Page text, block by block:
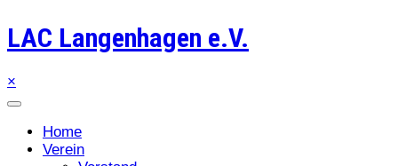
LAC Langenhagen e.V.
×
Home
Verein